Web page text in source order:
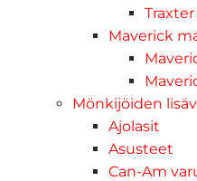
Maverick
Mönkijöiden
Ajolasit
Asusteet
Can-Am